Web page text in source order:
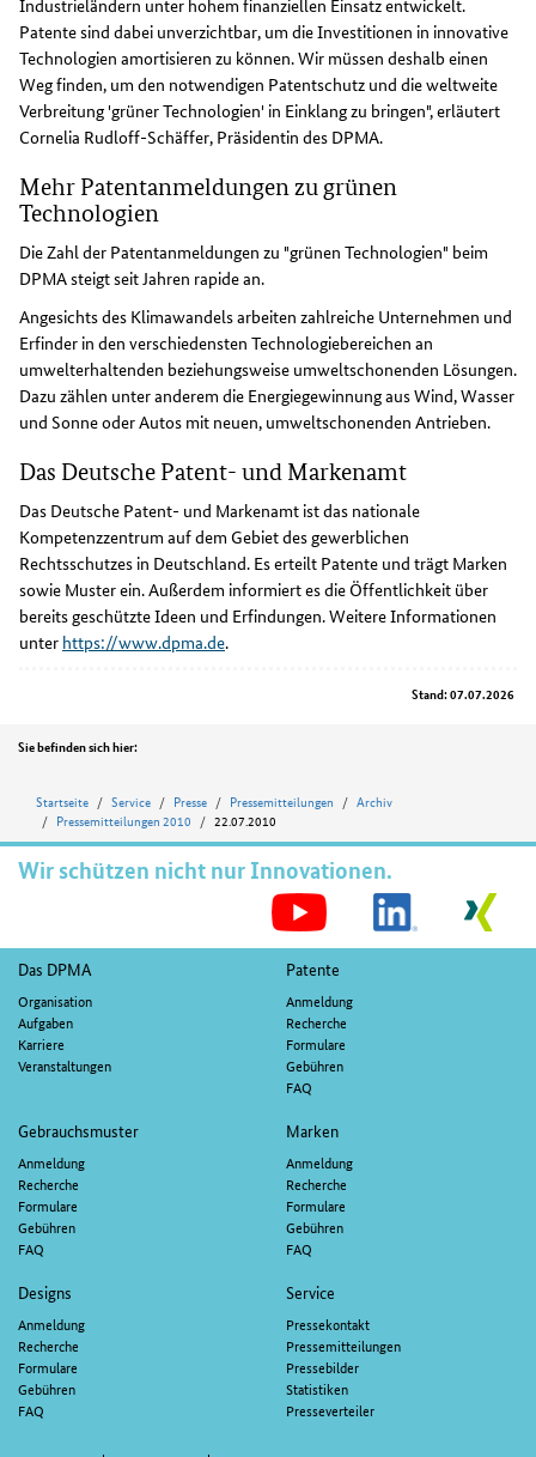
Industrieländern unter hohem finanziellen Einsatz entwickelt.
Patente sind dabei unverzichtbar, um die Investitionen in innovative
Technologien amortisieren zu können. Wir müssen deshalb einen
Weg finden, um den notwendigen Patentschutz und die weltweite
Verbreitung 'grüner Technologien' in Einklang zu bringen", erläutert
Cornelia Rudloff-Schäffer, Präsidentin des DPMA.
Mehr Patentanmeldungen zu grünen
Technologien
Die Zahl der Patentanmeldungen zu "grünen Technologien" beim
DPMA steigt seit Jahren rapide an.
Angesichts des Klimawandels arbeiten zahlreiche Unternehmen und
Erfinder in den verschiedensten Technologiebereichen an
umwelterhaltenden beziehungsweise umweltschonenden Lösungen.
Dazu zählen unter anderem die Energiegewinnung aus Wind, Wasser
und Sonne oder Autos mit neuen, umweltschonenden Antrieben.
Das Deutsche Patent- und Markenamt
Das Deutsche Patent- und Markenamt ist das nationale
Kompetenzzentrum auf dem Gebiet des gewerblichen
Rechtsschutzes in Deutschland. Es erteilt Patente und trägt Marken
sowie Muster ein. Außerdem informiert es die Öffentlichkeit über
bereits geschützte Ideen und Erfindungen. Weitere Informationen
unter https://www.dpma.de.
Stand: 07.07.2026
Position
Sie befinden sich hier:
Startseite Service Presse Pressemitteilungen
Archiv
Pressemitteilungen 2010
22.07.2010
Wir schützen nicht nur Innovationen.
Fußnavigation
Das DPMA
Organisation
Aufgaben
Karriere
Veranstaltungen
Patente
Anmeldung
Recherche
Formulare
Gebühren
FAQ
Gebrauchsmuster
Anmeldung
Recherche
Formulare
Gebühren
FAQ
Marken
Anmeldung
Recherche
Formulare
Gebühren
FAQ
Designs
Anmeldung
Recherche
Formulare
Gebühren
FAQ
Service
Pressekontakt
Pressemitteilungen
Pressebilder
Statistiken
Presseverteiler